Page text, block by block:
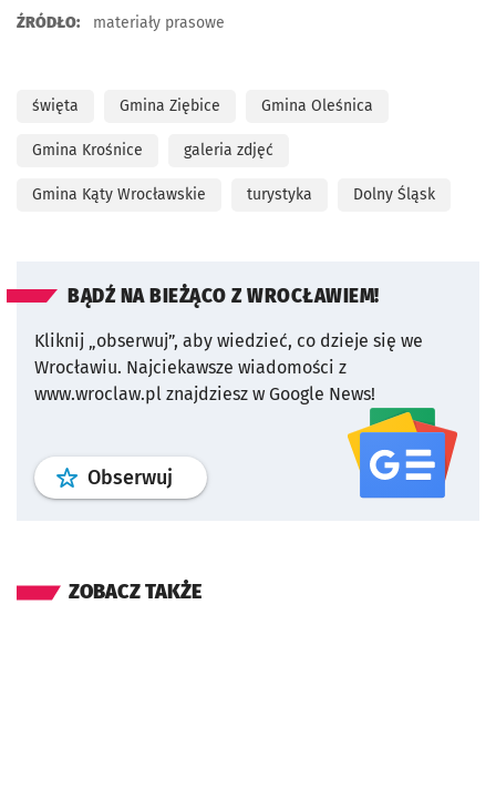
ŹRÓDŁO: materiały prasowe
święta Gmina Ziębice Gmina Oleśnica
Gmina Krośnice galeria zdjęć
Gmina Kąty Wrocławskie turystyka Dolny Śląsk
BĄDŹ NA BIEŻĄCO Z WROCŁAWIEM!
Kliknij „obserwuj”, aby wiedzieć, co dzieje się we
Wrocławiu. Najciekawsze wiadomości z
www.wroclaw.pl znajdziesz w Google News!
Obserwuj profil serwisu
ZOBACZ TAKŻE